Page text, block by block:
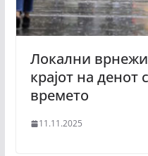
Локални
крајот на
времето
11.11.2025